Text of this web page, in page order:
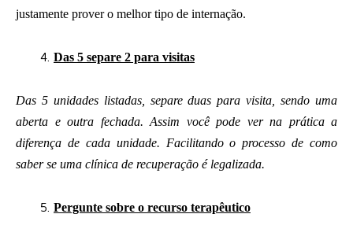
justamente prover o melhor tipo de internação.
Das 5 separe 2 para visitas
Das 5 unidades listadas, separe duas para visita, sendo uma
aberta e outra fechada. Assim você pode ver na prática a
diferença de cada unidade. Facilitando o processo de como
saber se uma clínica de recuperação é legalizada.
Pergunte sobre o recurso terapêutico